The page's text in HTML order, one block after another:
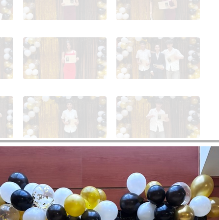
4B despedida de 4º 4B despedida de 4º
4B despedida de 4º 4B despedida de 4º